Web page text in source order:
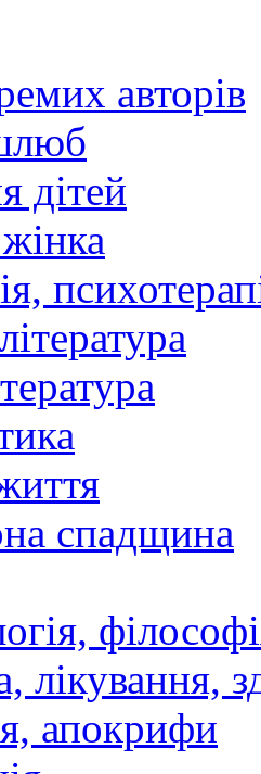
авторів
дітей
спадщина
лікування,
апокрифи